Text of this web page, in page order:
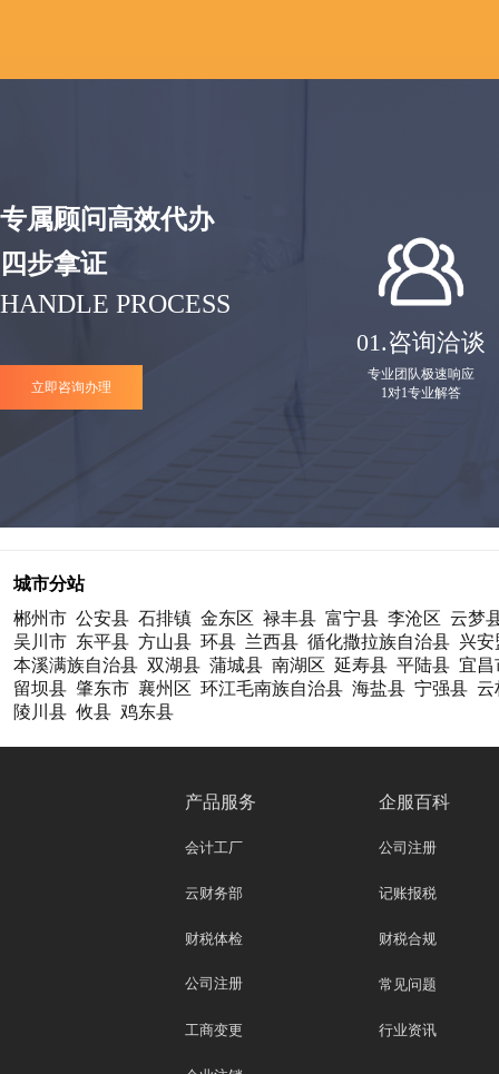
专属顾问高效代办
四步拿证
HANDLE PROCESS
立即咨询办理
01.咨询洽谈
专业团队极速响应
1对1专业解答
城市分站
郴州市 公安县 石排镇 金东区 禄丰县 富宁县 李沧区 云梦
吴川市 东平县 方山县 环县 兰西县 循化撒拉族自治县 兴安
本溪满族自治县 双湖县 蒲城县 南湖区 延寿县 平陆县 宜昌
留坝县 肇东市 襄州区 环江毛南族自治县 海盐县 宁强县 云
陵川县 攸县 鸡东县
产品服务
会计工厂
云财务部
财税体检
公司注册
工商变更
企服百科
公司注册
记账报税
财税合规
常见问题
行业资讯